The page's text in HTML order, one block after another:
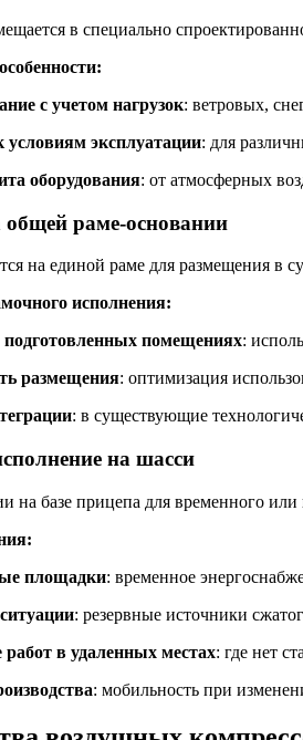
в специально
с учетом нагрузок: ветровых,
условиям эксплуатации: для
оборудования: от атмосферных
общей раме-основании
на единой раме для размещения в
исполнения:
подготовленных помещениях:
размещения: оптимизация
: в существующие
на шасси
на базе прицепа для временного или
площадки: временное
: резервные источники
в удаленных местах: где нет
: мобильность при